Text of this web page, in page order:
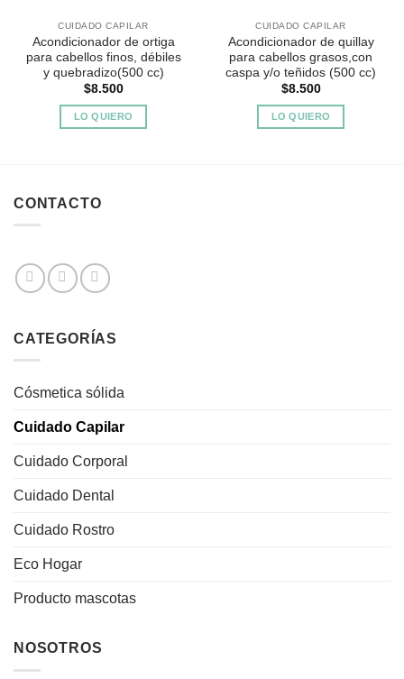
CUIDADO CAPILAR
Acondicionador de ortiga
para cabellos finos, débiles
y quebradizo(500 cc)
$8.500
LO QUIERO
CUIDADO CAPILAR
Acondicionador de quillay
para cabellos grasos,con
caspa y/o teñidos (500 cc)
$8.500
LO QUIERO
CONTACTO
CATEGORÍAS
Cósmetica sólida
Cuidado Capilar
Cuidado Corporal
Cuidado Dental
Cuidado Rostro
Eco Hogar
Producto mascotas
NOSOTROS